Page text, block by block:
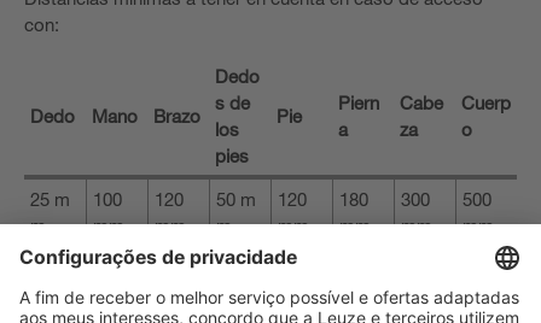
con:
Dedo Mano Brazo
Dedo
s de
los
pies
Pie
Piern
a
Cabe
za
Cuerp
o
25 m
m
100
mm
120
mm
50 m
m
120
mm
180
mm
300
mm
500
mm
estructurales, deben adoptarse medidas técnicas